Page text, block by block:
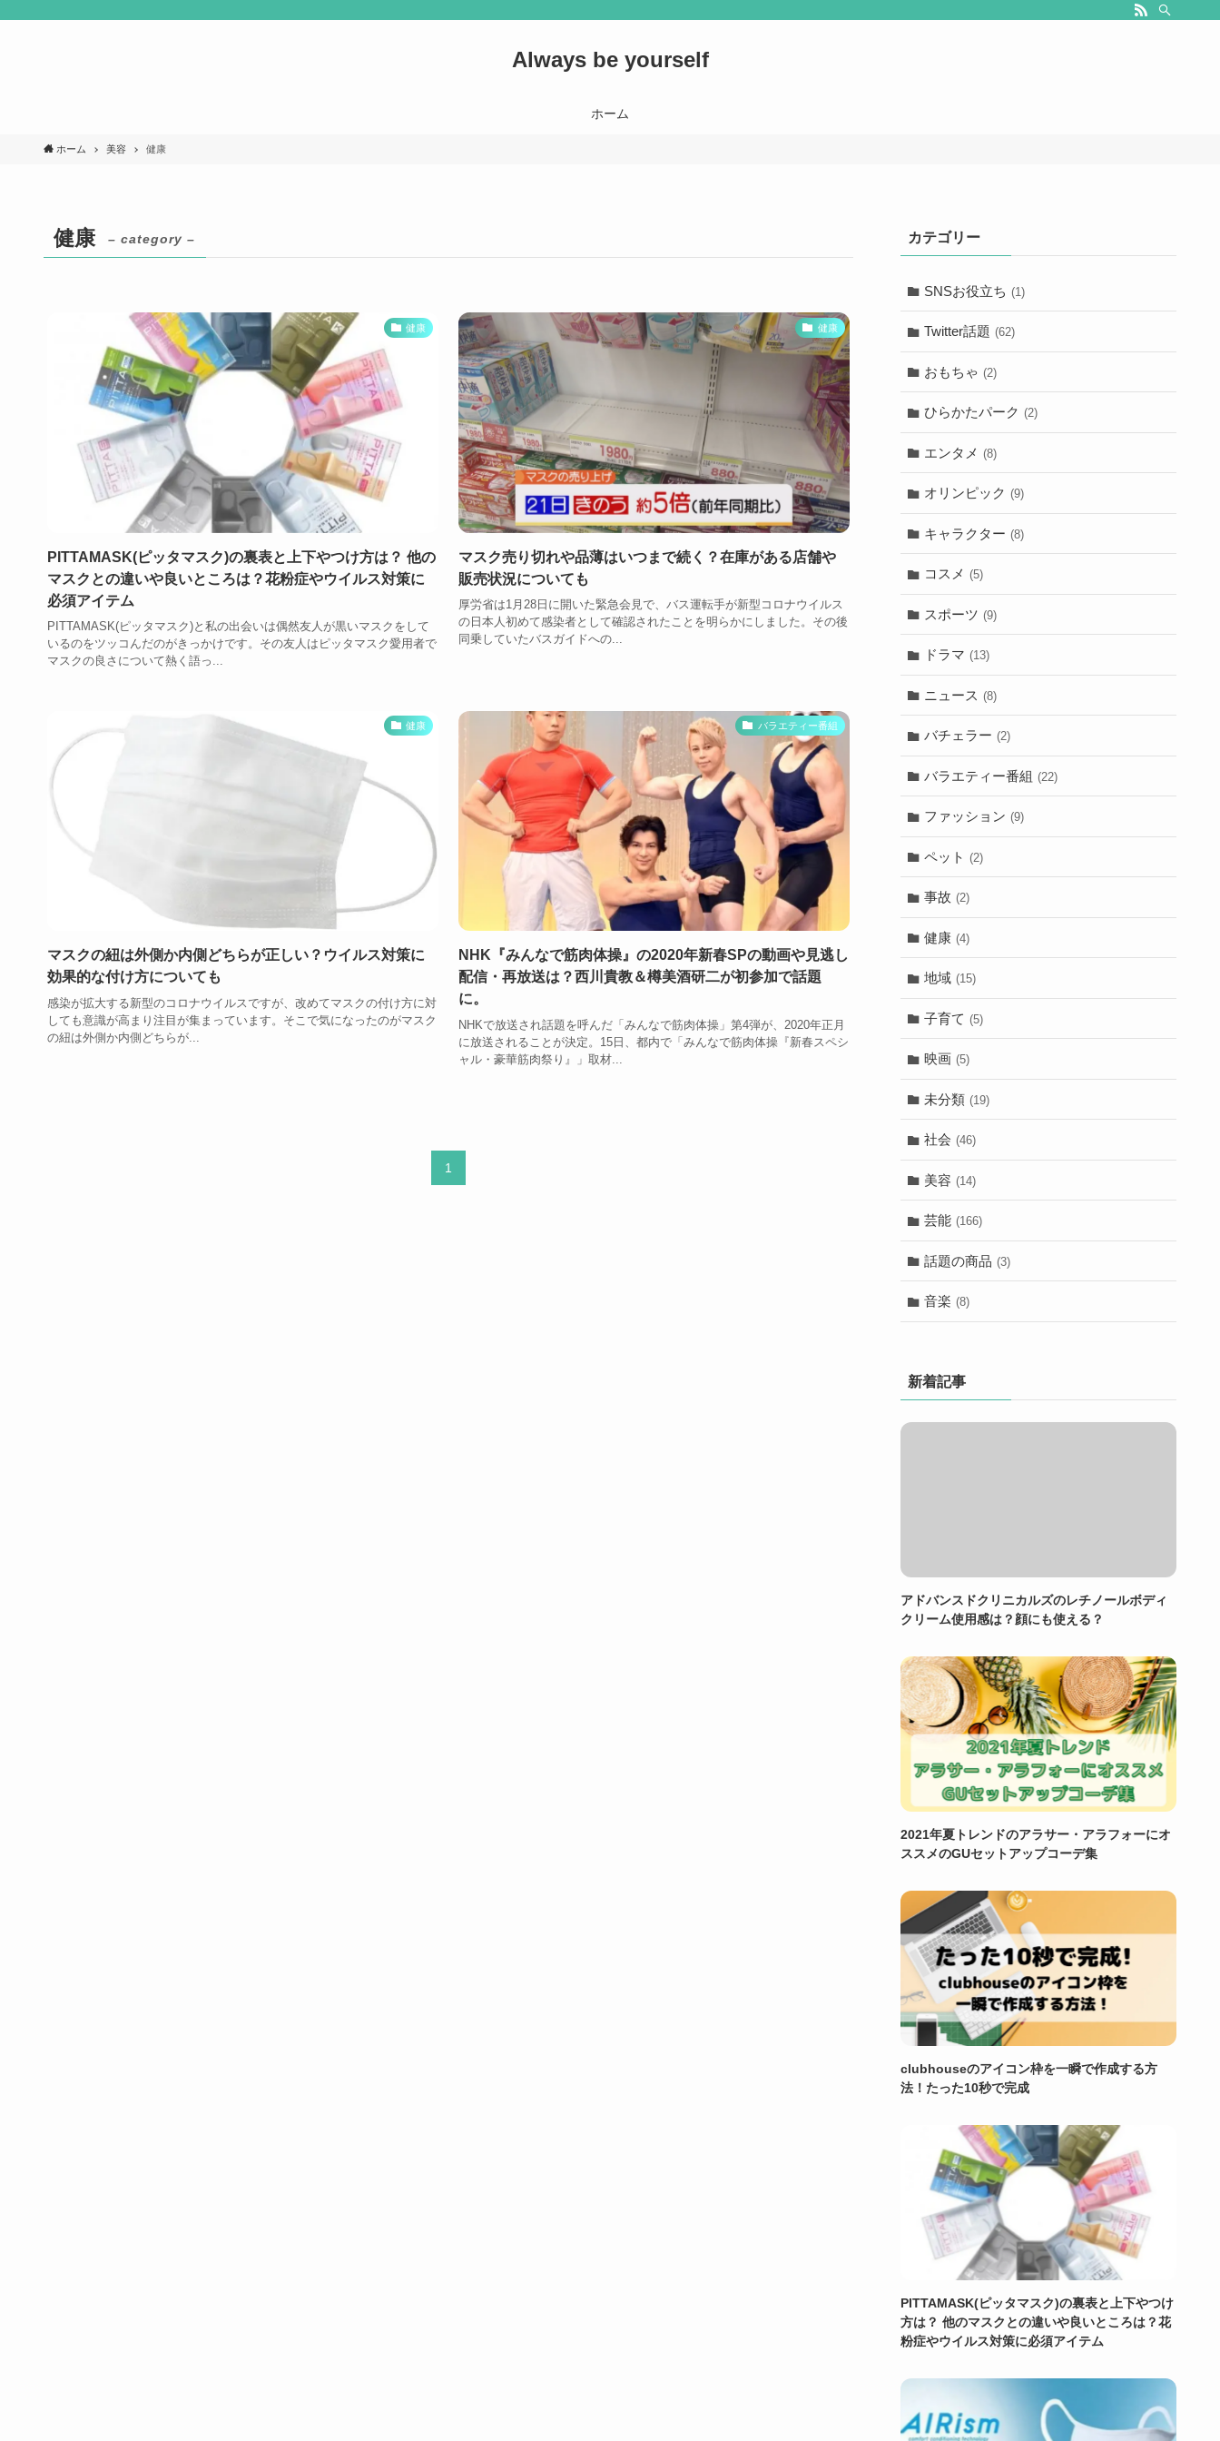
Always be yourself
ホーム
ホーム 美容 健康
健康 – category –
健康
PITTAMASK(ピッタマスク)の裏表と上下やつけ方は？ 他の
マスクとの違いや良いところは？花粉症やウイルス対策に
必須アイテム
PITTAMASK(ピッタマスク)と私の出会いは偶然友人が黒いマスクをして
いるのをツッコんだのがきっかけです。その友人はピッタマスク愛用者で
マスクの良さについて熱く語っ...
健康
マスク売り切れや品薄はいつまで続く？在庫がある店舗や
販売状況についても
厚労省は1月28日に開いた緊急会見で、バス運転手が新型コロナウイルス
の日本人初めて感染者として確認されたことを明らかにしました。その後
同乗していたバスガイドへの...
健康
マスクの紐は外側か内側どちらが正しい？ウイルス対策に
効果的な付け方についても
感染が拡大する新型のコロナウイルスですが、改めてマスクの付け方に対
しても意識が高まり注目が集まっています。そこで気になったのがマスク
の紐は外側か内側どちらが...
バラエティー番組
NHK『みんなで筋肉体操』の2020年新春SPの動画や見逃し
配信・再放送は？西川貴教＆樽美酒研二が初参加で話題
に。
NHKで放送され話題を呼んだ「みんなで筋肉体操」第4弾が、2020年正月
に放送されることが決定。15日、都内で「みんなで筋肉体操『新春スペシ
ャル・豪華筋肉祭り』」取材...
1
カテゴリー
SNSお役立ち (1)
Twitter話題 (62)
おもちゃ (2)
ひらかたパーク (2)
エンタメ (8)
オリンピック (9)
キャラクター (8)
コスメ (5)
スポーツ (9)
ドラマ (13)
ニュース (8)
バチェラー (2)
バラエティー番組 (22)
ファッション (9)
ペット (2)
事故 (2)
健康 (4)
地域 (15)
子育て (5)
映画 (5)
未分類 (19)
社会 (46)
美容 (14)
芸能 (166)
話題の商品 (3)
音楽 (8)
新着記事
アドバンスドクリニカルズのレチノールボディ
クリーム使用感は？顔にも使える？
2021年夏トレンドのアラサー・アラフォーにオ
ススメのGUセットアップコーデ集
clubhouseのアイコン枠を一瞬で作成する方
法！たった10秒で完成
PITTAMASK(ピッタマスク)の裏表と上下やつけ
方は？ 他のマスクとの違いや良いところは？花
粉症やウイルス対策に必須アイテム